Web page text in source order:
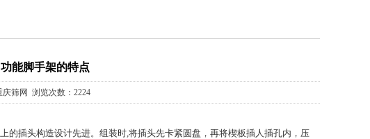
能脚手架的特点
筛网 浏览次数：2224
的插头构造设计先进。组装时,将插头先卡紧圆盘，再将楔板插人插孔内，压